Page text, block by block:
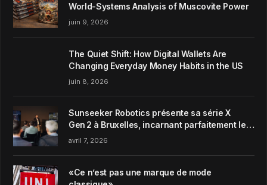
World-Systems Analysis of Muscovite Power
juin 9, 2026
The Quiet Shift: How Digital Wallets Are
Changing Everyday Money Habits in the US
juin 8, 2026
Sunseeker Robotics présente sa série X
Gen 2 à Bruxelles, incarnant parfaitement le
concept de Garden Harmony de la marque
avril 7, 2026
«Ce n’est pas une marque de mode